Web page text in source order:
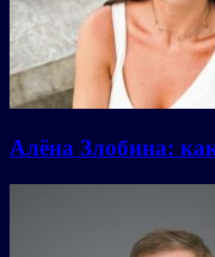
Алёна Злобина: